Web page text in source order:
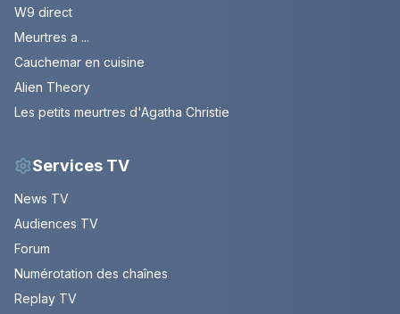
W9 direct
Meurtres a ...
Cauchemar en cuisine
Alien Theory
Les petits meurtres d'Agatha Christie
Services TV
News TV
Audiences TV
Forum
Numérotation des chaînes
Replay TV